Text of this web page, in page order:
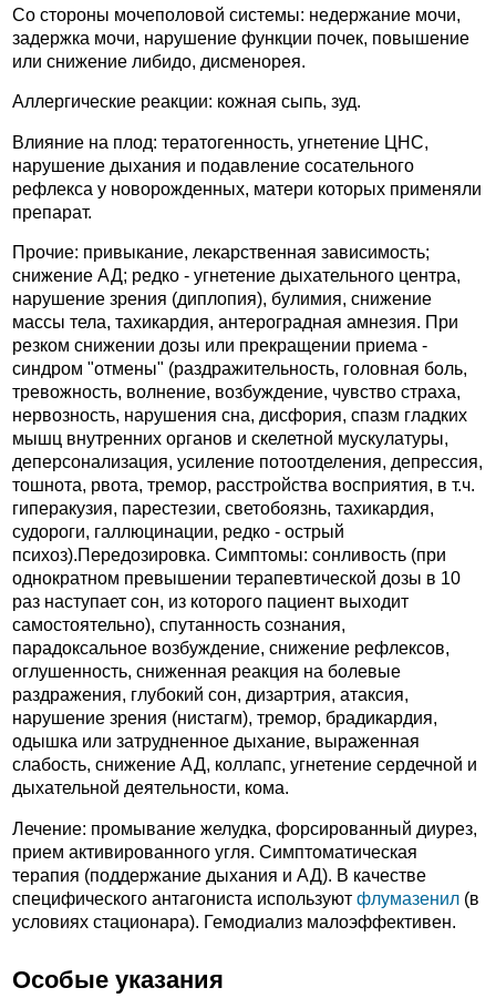
Со стороны мочеполовой системы: недержание мочи,
задержка мочи, нарушение функции почек, повышение
или снижение либидо, дисменорея.
Аллергические реакции: кожная сыпь, зуд.
Влияние на плод: тератогенность, угнетение ЦНС,
нарушение дыхания и подавление сосательного
рефлекса у новорожденных, матери которых применяли
препарат.
Прочие: привыкание, лекарственная зависимость;
снижение АД; редко - угнетение дыхательного центра,
нарушение зрения (диплопия), булимия, снижение
массы тела, тахикардия, антероградная амнезия. При
резком снижении дозы или прекращении приема -
синдром "отмены" (раздражительность, головная боль,
тревожность, волнение, возбуждение, чувство страха,
нервозность, нарушения сна, дисфория, спазм гладких
мышц внутренних органов и скелетной мускулатуры,
деперсонализация, усиление потоотделения, депрессия,
тошнота, рвота, тремор, расстройства восприятия, в т.ч.
гиперакузия, парестезии, светобоязнь, тахикардия,
судороги, галлюцинации, редко - острый
психоз).Передозировка. Симптомы: сонливость (при
однократном превышении терапевтической дозы в 10
раз наступает сон, из которого пациент выходит
самостоятельно), спутанность сознания,
парадоксальное возбуждение, снижение рефлексов,
оглушенность, сниженная реакция на болевые
раздражения, глубокий сон, дизартрия, атаксия,
нарушение зрения (нистагм), тремор, брадикардия,
одышка или затрудненное дыхание, выраженная
слабость, снижение АД, коллапс, угнетение сердечной и
дыхательной деятельности, кома.
Лечение: промывание желудка, форсированный диурез,
прием активированного угля. Симптоматическая
терапия (поддержание дыхания и АД). В качестве
специфического антагониста используют флумазенил (в
условиях стационара). Гемодиализ малоэффективен.
Особые указания